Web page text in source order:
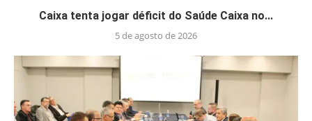
Caixa tenta jogar déficit do Saúde Caixa no...
5 de agosto de 2026